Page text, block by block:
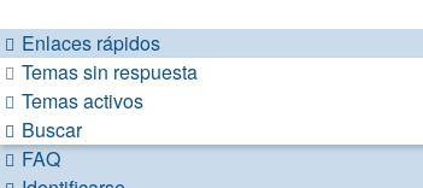
Enlaces rápidos
Temas sin respuesta
Temas activos
Buscar
FAQ